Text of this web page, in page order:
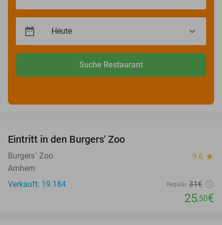
Suche Restaurant
Eintritt in den Burgers' Zoo
Burgers´ Zoo 9.6 star
Arnhem
Verkauft: 19.184
Regulär 31€
25,50€